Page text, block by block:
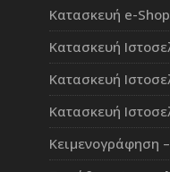
Κατασκευή e-Shop
Κατασκευή
Κατασκευή
Κατασκευή
Κειμενογράφηση